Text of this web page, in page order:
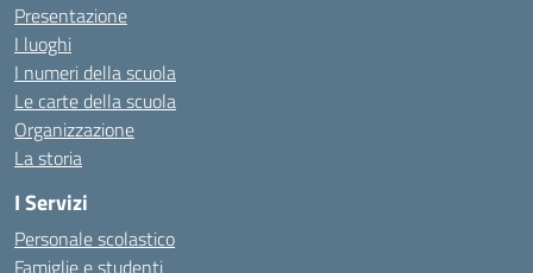
Presentazione
I luoghi
I numeri della scuola
Le carte della scuola
Organizzazione
La storia
I Servizi
Personale scolastico
Famiglie e studenti